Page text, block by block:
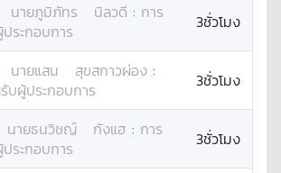
นายภูมิภัทร นิลวดี : การ
ระกอบการ
3ชั่วโมง
นายแสน สุขสกาวผ่อง :
บผู้ประกอบการ
3ชั่วโมง
นายธนวิชญ์ กังแฮ : การ
ระกอบการ
3ชั่วโมง